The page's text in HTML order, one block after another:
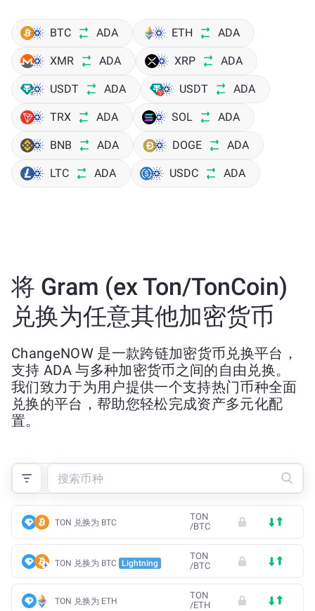
BTC ADA ETH ADA
XMR ADA XRP ADA
USDT ADA USDT ADA
TRX ADA SOL ADA
BNB ADA DOGE ADA
LTC ADA USDC ADA
将 Gram (ex Ton/TonCoin)
兑换为任意其他加密货币
ChangeNOW 是一款跨链加密货币兑换平台，
支持 ADA 与多种加密货币之间的自由兑换。
我们致力于为用户提供一个支持热门币种全面
兑换的平台，帮助您轻松完成资产多元化配
置。
TON 兑换为 BTC
TON
/BTC
TON 兑换为 BTC Lightning
TON
/BTC
TON 兑换为 ETH
TON
/ETH